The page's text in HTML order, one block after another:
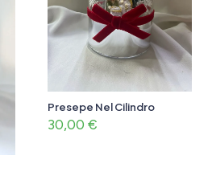
Presepe Nel Cilindro
30,00 €